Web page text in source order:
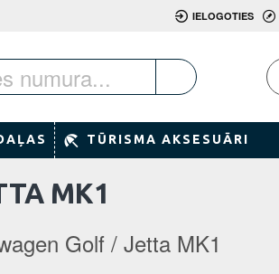
IELOGOTIES
TŪRISMA AKSESUĀRI
Golf / Jetta MK1
MK1